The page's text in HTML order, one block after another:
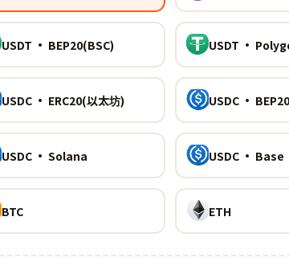
USDT · BEP20(BSC) USDT ·
USDC · ERC20(以太坊) USDC ·
USDC · Solana USDC · Base
BTC ETH